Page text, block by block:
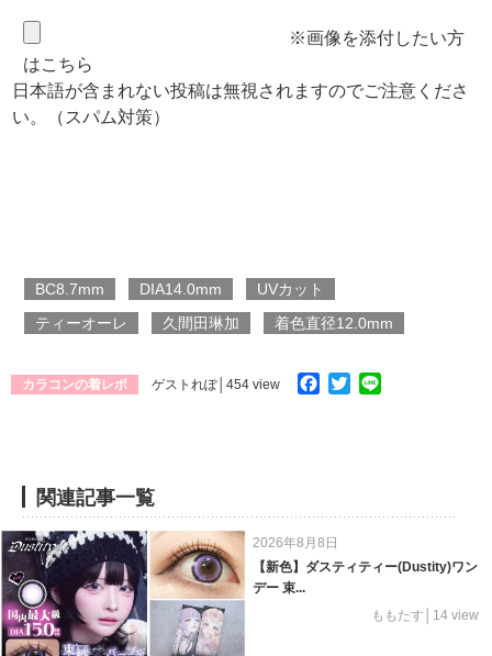
※画像を添付したい方
はこちら
日本語が含まれない投稿は無視されますのでご注意くださ
い。（スパム対策）
BC8.7mm DIA14.0mm
UVカット
ティーオーレ
久間田琳加 着色直径12.0mm
カラコンの着レポ ゲストれぽ│454 view Facebook
Twitter
関連記事一覧
2026年8月8日
【新色】ダスティティー(Dustity)ワン
デー 束...
ももたす│14 view